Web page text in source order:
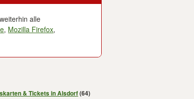
alle
, Mozilla Firefox,
& Tickets in Alsdorf(64)